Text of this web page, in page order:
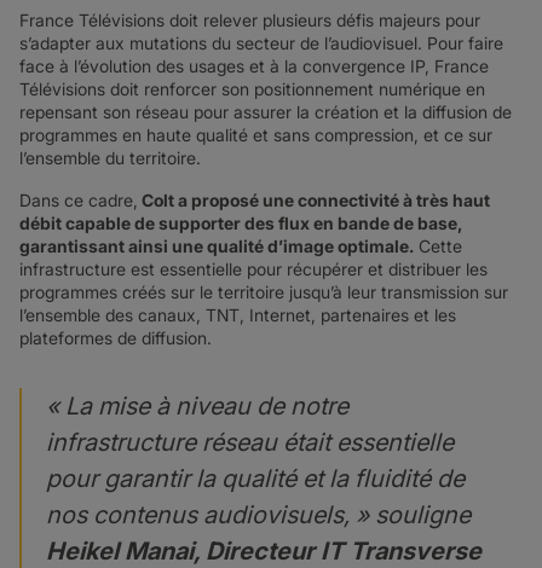
France Télévisions doit relever plusieurs défis majeurs pour
s’adapter aux mutations du secteur de l’audiovisuel. Pour faire
face à l’évolution des usages et à la convergence IP, France
Télévisions doit renforcer son positionnement numérique en
repensant son réseau pour assurer la création et la diffusion de
programmes en haute qualité et sans compression, et ce sur
l’ensemble du territoire.
Dans ce cadre, Colt a proposé une connectivité à très haut
débit capable de supporter des flux en bande de base,
garantissant ainsi une qualité d’image optimale. Cette
infrastructure est essentielle pour récupérer et distribuer les
programmes créés sur le territoire jusqu’à leur transmission sur
l’ensemble des canaux, TNT, Internet, partenaires et les
plateformes de diffusion.
« La mise à niveau de notre
infrastructure réseau était essentielle
pour garantir la qualité et la fluidité de
nos contenus audiovisuels, » souligne
Heikel Manai, Directeur IT Transverse